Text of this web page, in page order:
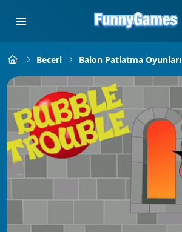
Beceri Balon Patlatma Oyunları